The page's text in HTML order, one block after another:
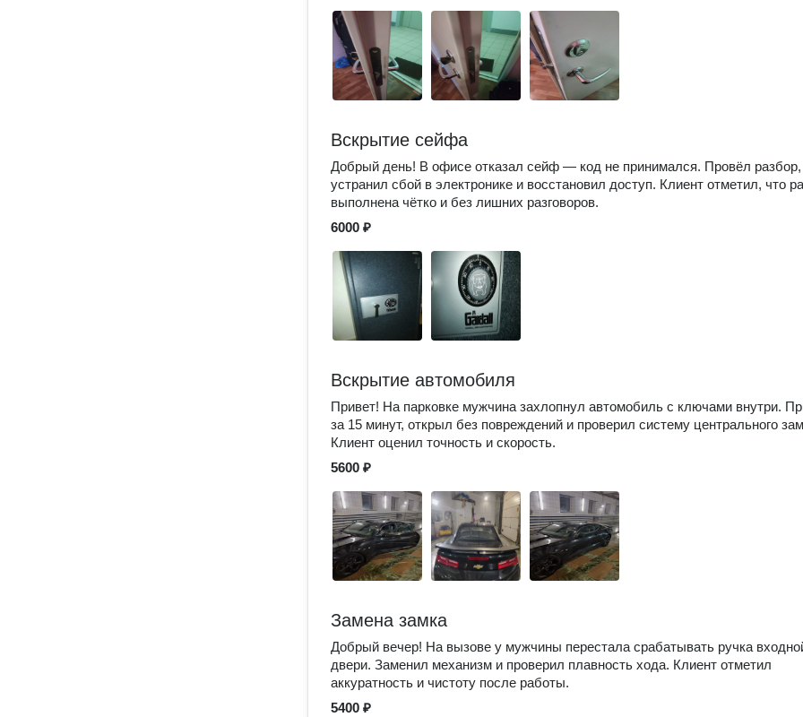
Вскрытие сейфа
Добрый день! В офисе отказал сейф — код не принимался. Провёл разбор,
устранил сбой в электронике и восстановил доступ. Клиент отметил, что
выполнена чётко и без лишних разговоров.
6000 ₽
Вскрытие автомобиля
Привет! На парковке мужчина захлопнул автомобиль с ключами внутри.
за 15 минут, открыл без повреждений и проверил систему центрального
Клиент оценил точность и скорость.
5600 ₽
Замена замка
Добрый вечер! На вызове у мужчины перестала срабатывать ручка
двери. Заменил механизм и проверил плавность хода. Клиент отметил
аккуратность и чистоту после работы.
5400 ₽